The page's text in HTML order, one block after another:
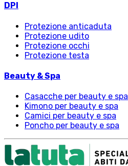
DPI
Protezione anticaduta
Protezione udito
Protezione occhi
Protezione testa
Beauty & Spa
Casacche per beauty e spa
Kimono per beauty e spa
Camici per beauty e spa
Poncho per beauty e spa